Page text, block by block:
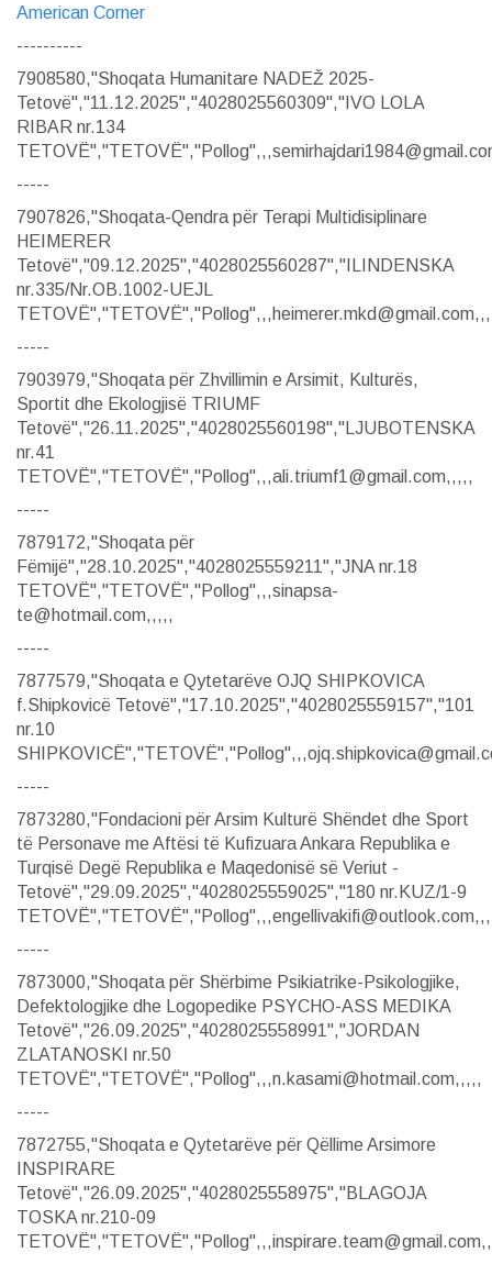
American Corner
----------
7908580,"Shoqata Humanitare NADEŽ 2025-
Tetovë","11.12.2025","4028025560309","IVO LOLA
RIBAR nr.134
-----
7907826,"Shoqata-Qendra për Terapi Multidisiplinare
HEIMERER
Tetovë","09.12.2025","4028025560287","ILINDENSKA
nr.335/Nr.OB.1002-UEJL
-----
7903979,"Shoqata për Zhvillimin e Arsimit, Kulturës,
Sportit dhe Ekologjisë TRIUMF
Tetovë","26.11.2025","4028025560198","LJUBOTENSKA
nr.41
TETOVË","TETOVË","Pollog",,,ali.triumf1@gmail.com,,,,,
-----
7879172,"Shoqata për
Fëmijë","28.10.2025","4028025559211","JNA nr.18
TETOVË","TETOVË","Pollog",,,sinapsa-
te@hotmail.com,,,,,
-----
7877579,"Shoqata e Qytetarëve OJQ SHIPKOVICA
f.Shipkovicë Tetovë","17.10.2025","4028025559157","101
nr.10
-----
7873280,"Fondacioni për Arsim Kulturë Shëndet dhe Sport
të Personave me Aftësi të Kufizuara Ankara Republika e
Turqisë Degë Republika e Maqedonisë së Veriut -
Tetovë","29.09.2025","4028025559025","180 nr.KUZ/1-9
-----
7873000,"Shoqata për Shërbime Psikiatrike-Psikologjike,
Defektologjike dhe Logopedike PSYCHO-ASS MEDIKA
Tetovë","26.09.2025","4028025558991","JORDAN
ZLATANOSKI nr.50
TETOVË","TETOVË","Pollog",,,n.kasami@hotmail.com,,,,,
-----
7872755,"Shoqata e Qytetarëve për Qëllime Arsimore
INSPIRARE
Tetovë","26.09.2025","4028025558975","BLAGOJA
TOSKA nr.210-09